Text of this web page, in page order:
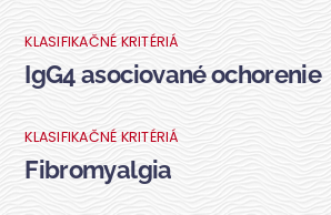
KLASIFIKAČNÉ KRITÉRIÁ
IgG4 asociované ochorenie
KLASIFIKAČNÉ KRITÉRIÁ
Fibromyalgia